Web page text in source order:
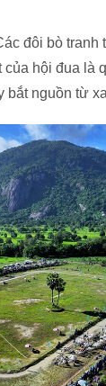
đôi bò tranh
hội đua là
bắt nguồn từ